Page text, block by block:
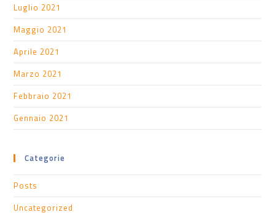
Luglio 2021
Maggio 2021
Aprile 2021
Marzo 2021
Febbraio 2021
Gennaio 2021
Categorie
Posts
Uncategorized